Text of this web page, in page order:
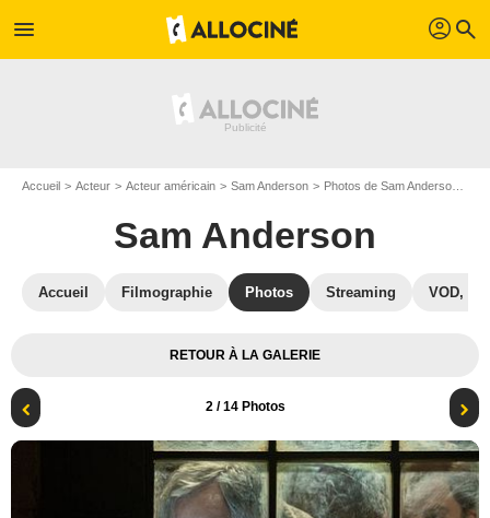
menu profil search
Accueil Acteur Acteur américain Sam Anderson Photos de Sam Anderson
Sam Anderson
Accueil Filmographie Photos Streaming VOD,
RETOUR À LA GALERIE
2/ 14 Photos